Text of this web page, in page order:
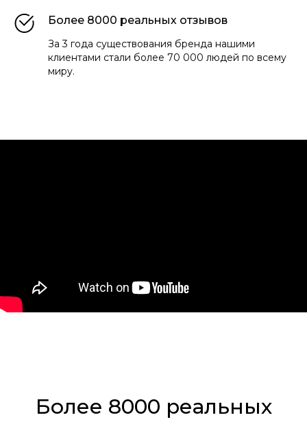
Более 8000 реальных отзывов
За 3 года существования бренда нашими
клиентами стали более 70 000 людей по всему
миру.
Более 8000 реальных